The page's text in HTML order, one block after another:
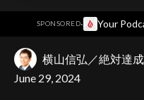
SPONSORED· Your
横山信弘／絶対達
June 29, 2024